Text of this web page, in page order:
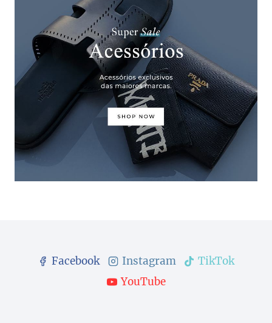
Facebook Instagram
TikTok
YouTube